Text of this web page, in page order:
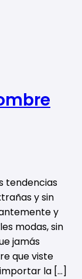
tendencias
y sin
y
modas, sin
jamás
que viste
la […]